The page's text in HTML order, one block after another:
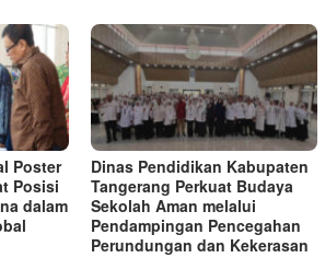
Poster
Posisi
dalam
Dinas Pendidikan Kabupaten
Tangerang Perkuat Budaya
Sekolah Aman melalui
Pendampingan Pencegahan
Perundungan dan Kekerasan